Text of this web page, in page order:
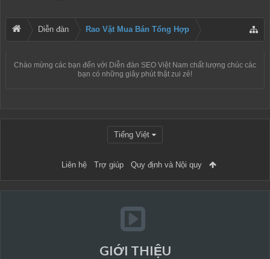
Diễn đàn Rao Vặt Mua Bán Tổng Hợp
Chào mừng các bạn đến với Diễn đàn SEO Việt Nam chất lượng chúc các
bạn có những giây phút thật zui zẻ!
Tiếng Việt
Liên hệ Trợ giúp Quy định và Nội quy
GIỚI THIỆU